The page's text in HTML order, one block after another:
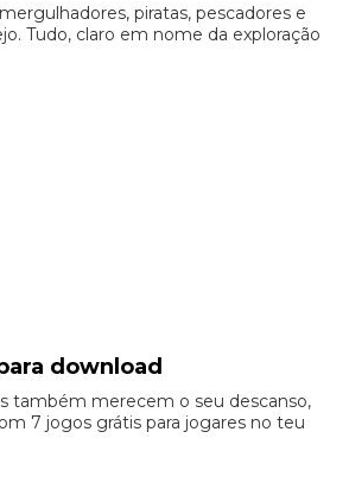
piratas, pescadores e
Tudo, claro em nome da exploração
download
também merecem o seu descanso,
7 jogos grátis para jogares no teu